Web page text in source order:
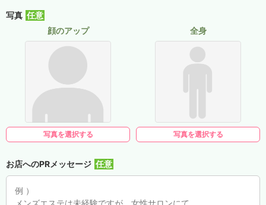
写真
顔のアップ
写真を選択する
全身
写真を選択する
お店へのPRメッセージ